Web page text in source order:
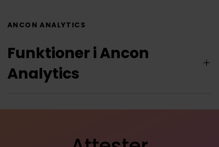
ANCON ANALYTICS
Funktioner i Ancon
Analytics